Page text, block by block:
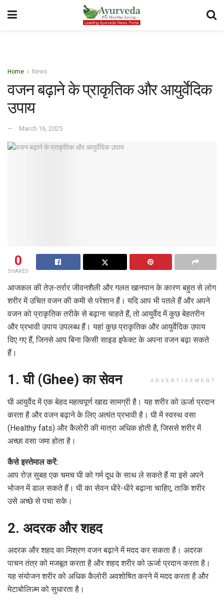
Home News
वजन बढ़ाने के प्राकृतिक और आयुर्वेदिक
उपाय
March 16, 2025
0
SHARES
आजकल की तेज़-तर्रार जीवनशैली और गलत खानपान के कारण बहुत से लोग
शरीर में उचित वजन की कमी से परेशान हैं। यदि आप भी पतले हैं और अपने
वजन को प्राकृतिक तरीके से बढ़ाना चाहते हैं, तो आयुर्वेद में कुछ बेहतरीन
और प्रभावी उपाय उपलब्ध हैं। यहां कुछ प्राकृतिक और आयुर्वेदिक उपाय
दिए गए हैं, जिनसे आप बिना किसी साइड इफेक्ट के अपना वजन बढ़ा सकते
हैं।
ADVERTISEMENT
1. घी (Ghee) का सेवन
घी आयुर्वेद में एक बेहद महत्वपूर्ण खाद्य सामग्री है। यह शरीर को ऊर्जा प्रदान
करता है और वजन बढ़ाने के लिए अत्यंत प्रभावी है। घी में स्वस्थ वसा
(Healthy fats) और कैलोरी की मात्रा अधिक होती है, जिससे शरीर में
अच्छा वसा जमा होता है।
कैसे इस्तेमाल करें:
आप रोज़ सुबह एक चमच घी को गर्म दूध के साथ ले सकते हैं या इसे अपने
भोजन में डाल सकते हैं। घी का सेवन धीरे-धीरे बढ़ाना चाहिए, ताकि शरीर
उसे अच्छे से पचा सके।
2. अदरक और शहद
अदरक और शहद का मिश्रण वजन बढ़ाने में मदद कर सकता है। अदरक
पाचन तंत्र को मजबूत करता है और शहद शरीर को ऊर्जा प्रदान करता है।
यह संयोजन शरीर को अधिक कैलोरी अवशोषित करने में मदद करता है और
मेटाबोलिज़्म को सुधारता है।